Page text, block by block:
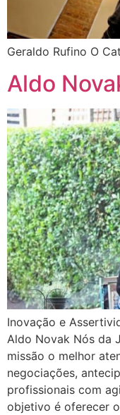
Geraldo Rufino O
Aldo
Inovação e
Aldo Novak Nós da
missão o melhor
negociações,
profissionais com
objetivo é oferecer